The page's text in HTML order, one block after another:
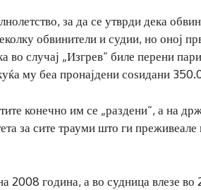
за да се утврди дека
обвинители и судии, но оној
случај „Изгрев“ биле перени
му беа пронајдени соѕидани
конечно им се „раздени“, а на
за сите трауми што ги
2008 година, а во судница влезе